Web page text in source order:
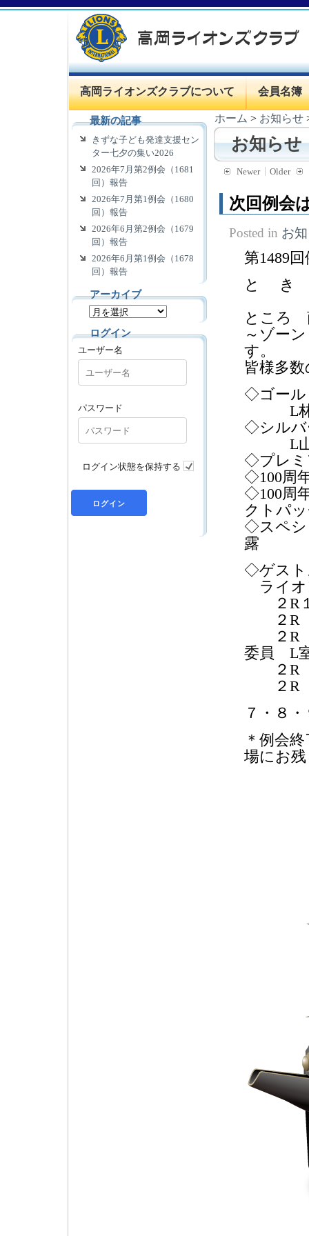
高岡ライオンズクラブについて 会員名簿
ホーム > お知らせ
お知らせ
Newer Older
次回例会
Posted in お
第1489
と き
ところ
～ゾー
す。
皆様多
◇ゴール
L林
◇シルバ
L山
◇プレミ
◇100周
◇100周
クトパ
◇スペシ
露
◇ゲスト
ライオ
２R１
２R
２R 地
委員 L
２R
２R
７・８
＊例会
場にお
最新の記事
きずな子ども発達支援セン
ター七夕の集い2026
2026年7月第2例会（1681
回）報告
2026年7月第1例会（1680
回）報告
2026年6月第2例会（1679
回）報告
2026年6月第1例会（1678
回）報告
アーカイブ
ログイン
ユーザー名
パスワード
ログイン状態を保持する